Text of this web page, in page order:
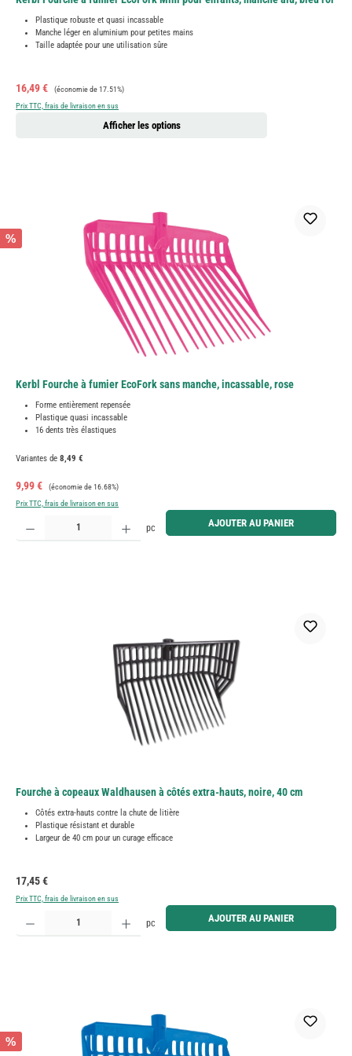
Plastique robuste et quasi incassable
Manche léger en aluminium pour petites mains
Taille adaptée pour une utilisation sûre
Prix de vente :
16,49 € Prix régulier :
(économie de 17.51%)
Prix TTC, frais de livraison en sus
Afficher les options
%
Kerbl Fourche à fumier EcoFork sans manche, incassable, rose
Forme entièrement repensée
Plastique quasi incassable
16 dents très élastiques
Variantes de 8,49 €
Prix de vente :
9,99 € Prix régulier :
(économie de 16.68%)
Prix TTC, frais de livraison en sus
Quantité de produit : Entrez la quantité souhaitée ou utilisez les boutons pour augmenter ou
pc AJOUTER AU PANIER
Fourche à copeaux Waldhausen à côtés extra-hauts, noire, 40 cm
Côtés extra-hauts contre la chute de litière
Plastique résistant et durable
Largeur de 40 cm pour un curage efficace
Prix régulier :
17,45 €
Prix TTC, frais de livraison en sus
Quantité de produit : Entrez la quantité souhaitée ou utilisez les boutons pour augmenter ou
pc AJOUTER AU PANIER
%